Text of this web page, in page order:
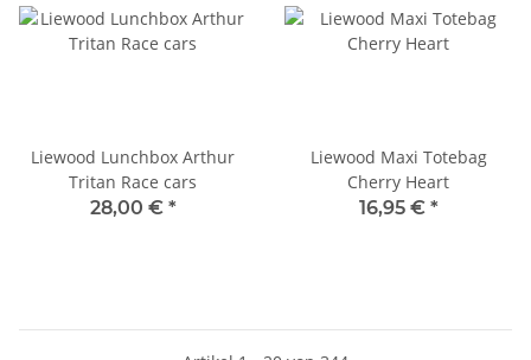
Liewood Lunchbox Arthur
Tritan Race cars
28,00 € *
Liewood Maxi Totebag
Cherry Heart
16,95 € *